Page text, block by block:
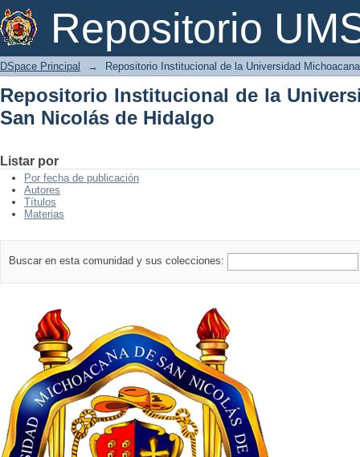
Repositorio
Repositorio Institucional de la
DSpace Principal → Repositorio Institucional de la Universidad
Repositorio Institucional de la
San Nicolás de Hidalgo
Listar por
Por fecha de publicación
Autores
Títulos
Materias
Buscar en esta comunidad y sus colecciones: